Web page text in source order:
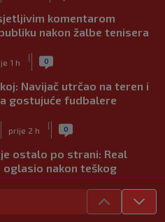
komentarom
nakon žalbe tenisera
1 h
| 0
Navijač utrčao na teren i
gostujuće fudbalere
prije 2 h
| 0
ostalo po strani: Real
oglasio nakon teškog
Messija